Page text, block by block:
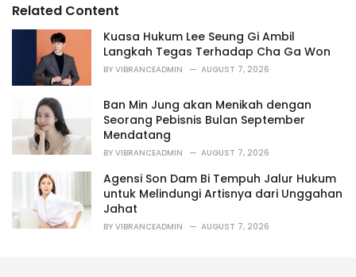
r
i
:Related Content
Kuasa Hukum Lee Seung Gi Ambil
Langkah Tegas Terhadap Cha Ga Won
BY VIBRANCEADMIN AUGUST 7, 2026
Ban Min Jung akan Menikah dengan
Seorang Pebisnis Bulan September
Mendatang
BY VIBRANCEADMIN AUGUST 7, 2026
Agensi Son Dam Bi Tempuh Jalur Hukum
untuk Melindungi Artisnya dari Unggahan
Jahat
BY VIBRANCEADMIN AUGUST 7, 2026